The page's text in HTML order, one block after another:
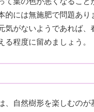
的には無施肥で問題あり
気がないようであれば、
る程度に留めましょう。
、自然樹形を楽しむのが